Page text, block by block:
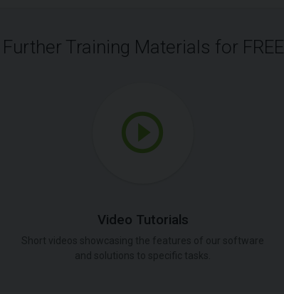
Further Training Materials for FREE
Video Tutorials